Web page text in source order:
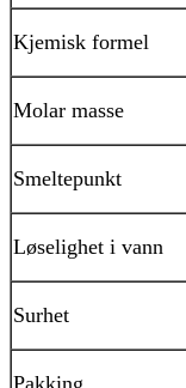
Kjemisk formel
Molar masse
Smeltepunkt
Løselighet i vann
Surhet